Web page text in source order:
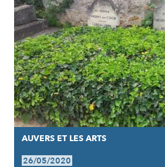
AUVERS ET LES ARTS
26/05/2020